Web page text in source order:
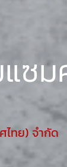
ซม
ไทย) จำกัด